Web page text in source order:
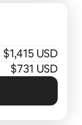
$1,415 USD
$731 USD